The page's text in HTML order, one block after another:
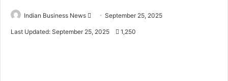
Indian Business News
Send September 25, 2025
Last Updated: September 25, 2025 1,250